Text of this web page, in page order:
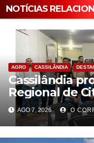
NOTÍCIAS
AGRO CASSILÂNDIA
Cassilândia
Regional de
fortalece o
citricultura
AGO 7, 2026 O